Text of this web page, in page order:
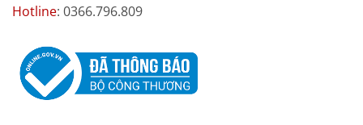
Hotline: 0366.796.809